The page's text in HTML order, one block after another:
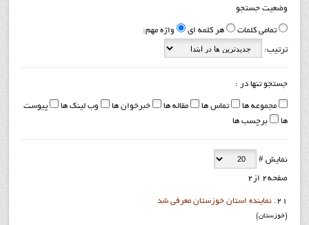
وضعیت جستجو
تمامی کلمات هر کلمه ای واژه مهم:
ترتیب:
جستجو تنها در :
مجموعه ها تماس ها مقاله ها خبرخوان ها وب لینک ها
پیوست
ها
برچسب ها
نمایش #
صفحه2 از2
21.
نماينده استان خوزستان معرفي شد
(خوزستان)